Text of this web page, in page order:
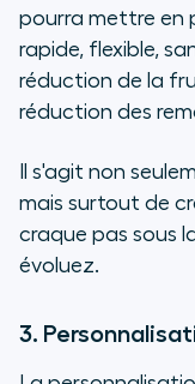
pourra mettre en
rapide, flexible,
réduction de la
réduction des
Il s'agit non
mais surtout de
craque pas sous
évoluez.
3.